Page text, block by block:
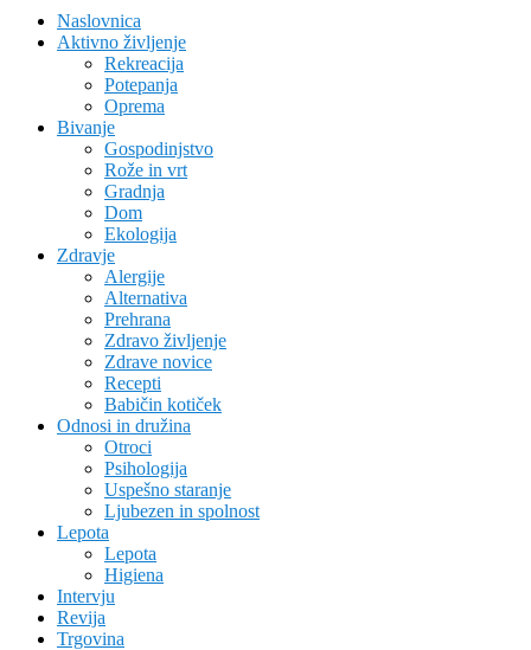
Naslovnica
Aktivno življenje
Rekreacija
Potepanja
Oprema
Bivanje
Gospodinjstvo
Rože in vrt
Gradnja
Dom
Ekologija
Zdravje
Alergije
Alternativa
Prehrana
Zdravo življenje
Zdrave novice
Recepti
Babičin kotiček
Odnosi in družina
Otroci
Psihologija
Uspešno staranje
Ljubezen in spolnost
Lepota
Lepota
Higiena
Intervju
Revija
Trgovina